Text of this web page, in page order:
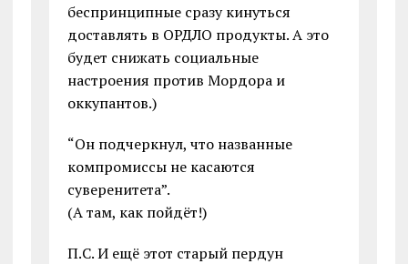
беспринципные сразу кинуться
доставлять в ОРДЛО продукты. А это
будет снижать социальные
настроения против Мордора и
оккупантов.)
“Он подчеркнул, что названные
компромиссы не касаются
суверенитета”.
(А там, как пойдёт!)
П.С. И ещё этот старый пердун